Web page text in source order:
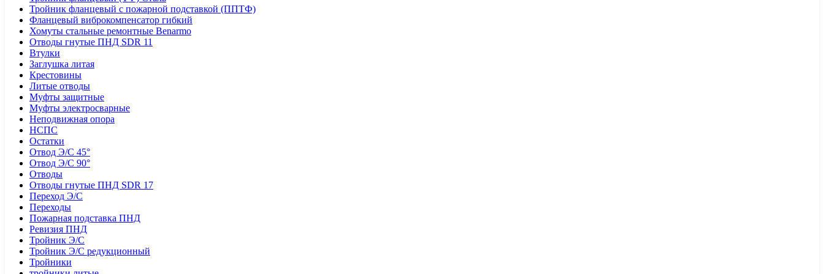
Тройник фланцевый с пожарной подставкой (ППТФ)
Фланцевый виброкомпенсатор гибкий
Хомуты стальные ремонтные Benarmo
Отводы гнутые ПНД SDR 11
Втулки
Заглушка литая
Крестовины
Литые отводы
Муфты защитные
Муфты электросварные
Неподвижная опора
НСПС
Остатки
Отвод Э/С 45°
Отвод Э/С 90°
Отводы
Отводы гнутые ПНД SDR 17
Переход Э/С
Переходы
Пожарная подставка ПНД
Ревизия ПНД
Тройник Э/С
Тройник Э/С редукционный
Тройники